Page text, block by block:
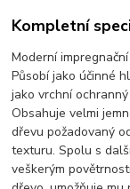
Kompletní
Moderní
Působí jako účinné
jako vrchní
Obsahuje velmi
dřevu požadovaný
texturu. Spolu s
veškerým